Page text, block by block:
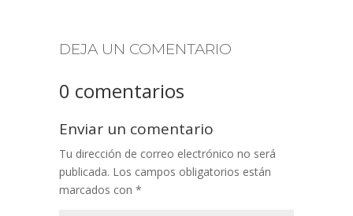
DEJA UN COMENTARIO
0 comentarios
Enviar un comentario
Tu dirección de correo electrónico no será
publicada. Los campos obligatorios están
marcados con *